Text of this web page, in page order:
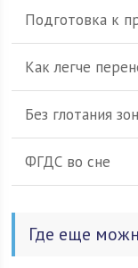
Подготовка к
Как легче
Без глотания
ФГДС во сне
Где еще